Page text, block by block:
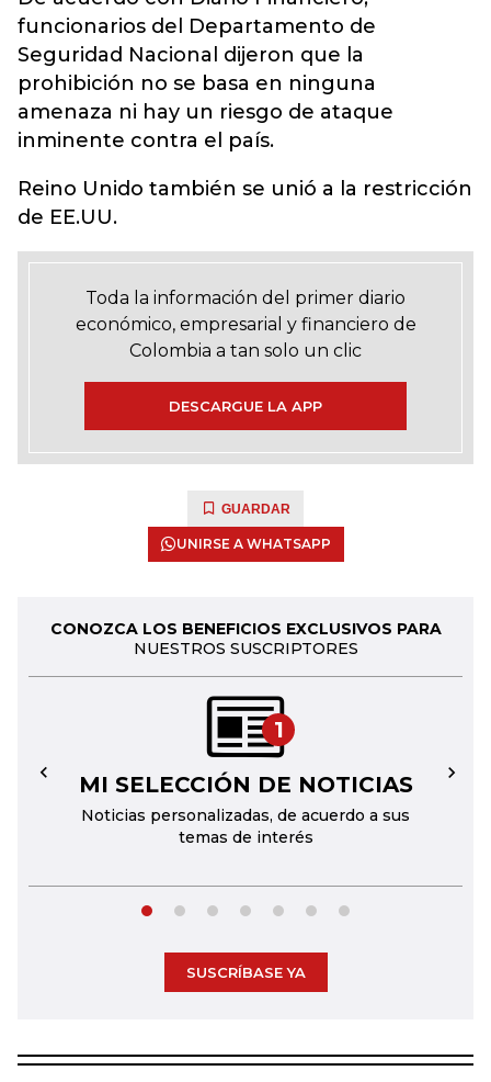
funcionarios del Departamento de
Seguridad Nacional dijeron que la
prohibición no se basa en ninguna
amenaza ni hay un riesgo de ataque
inminente contra el país.
Reino Unido también se unió a la restricción
de EE.UU.
Toda la información del primer diario
económico, empresarial y financiero de
Colombia a tan solo un clic
DESCARGUE LA APP
GUARDAR
UNIRSE A WHATSAPP
CONOZCA LOS BENEFICIOS EXCLUSIVOS PARA
NUESTROS SUSCRIPTORES
1
MI SELECCIÓN DE NOTICIAS
Noticias personalizadas, de acuerdo a sus
temas de interés
← →
SUSCRÍBASE YA